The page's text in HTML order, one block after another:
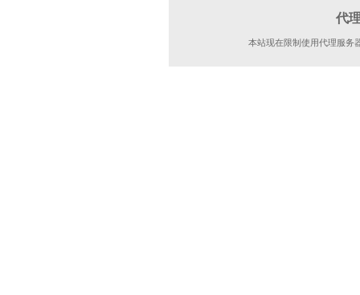
代
本站现在限制使用代理服务